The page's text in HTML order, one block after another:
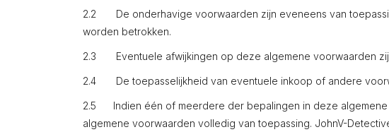
2.2 De onderhavige voorwaarden zijn eveneens van
worden betrokken.
2.3 Eventuele afwijkingen op deze algemene voorwaarden
2.4 De toepasselijkheid van eventuele inkoop of andere
2.5 Indien één of meerdere der bepalingen in deze
algemene voorwaarden volledig van toepassing. JohnV-